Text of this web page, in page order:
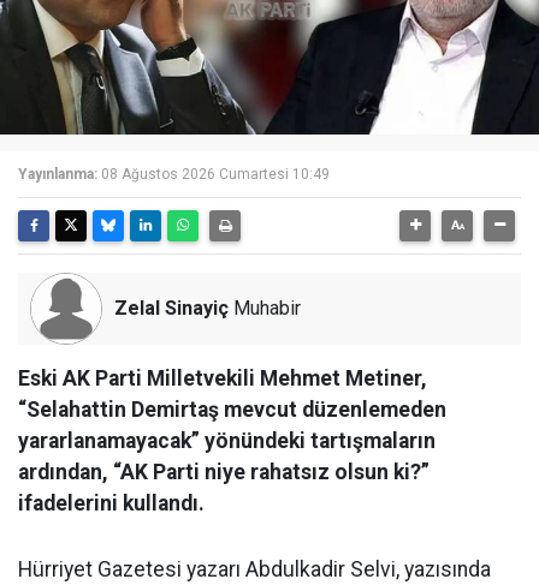
Yayınlanma: 08 Ağustos 2026 Cumartesi 10:49
Zelal Sinayiç Muhabir
Eski AK Parti Milletvekili Mehmet Metiner,
“Selahattin Demirtaş mevcut düzenlemeden
yararlanamayacak” yönündeki tartışmaların
ardından, “AK Parti niye rahatsız olsun ki?”
ifadelerini kullandı.
Hürriyet Gazetesi yazarı Abdulkadir Selvi, yazısında